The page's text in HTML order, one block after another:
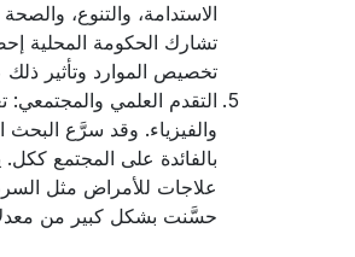
الاستدامة، والتنوع،
تشارك الحكومة المحلية
تخصيص الموارد وتأثير
التقدم العلمي
والفيزياء. وقد سرَّع البحث
بالفائدة على المجتمع ككل.
علاجات للأمراض مثل
حسَّنت بشكل كبير من